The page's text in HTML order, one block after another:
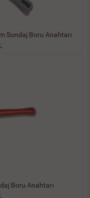
Sondaj Boru Anahtarı
Boru Anahtarı